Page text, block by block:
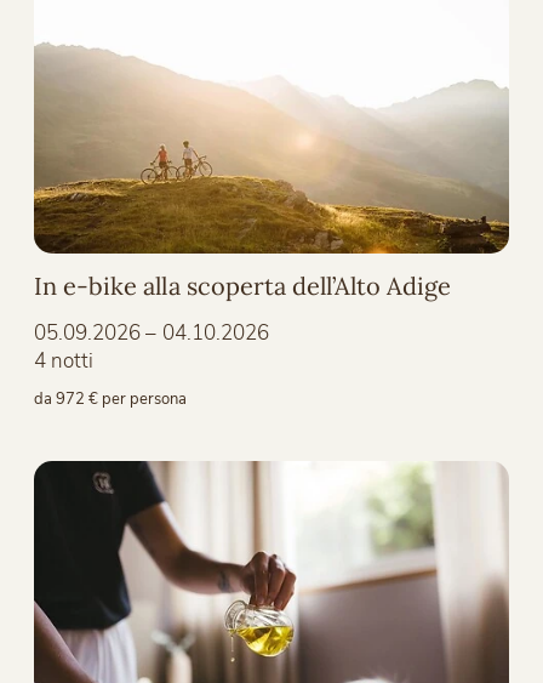
In e-bike alla scoperta dell’Alto Adige
05.09.2026 – 04.10.2026
4 notti
da 972 € per persona